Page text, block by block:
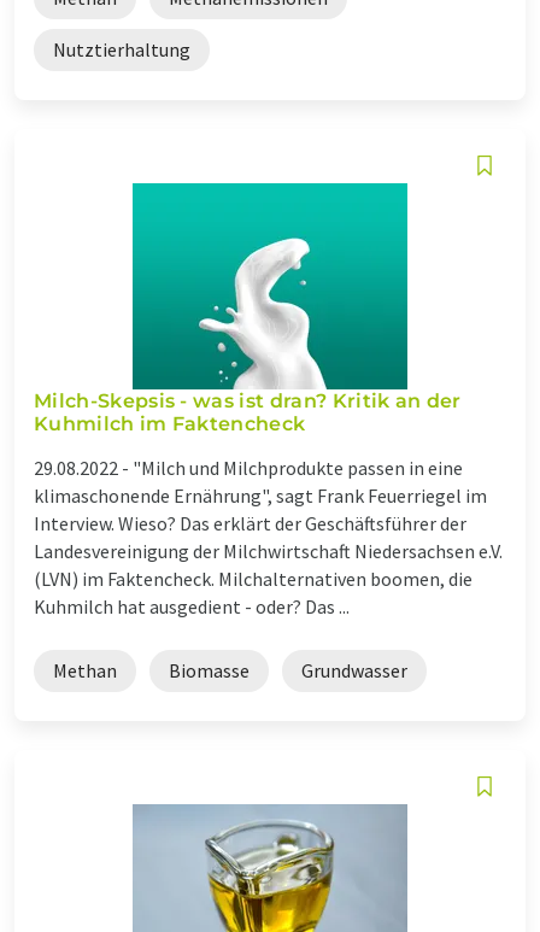
Nutztierhaltung
Milch-Skepsis - was ist dran? Kritik an der
Kuhmilch im Faktencheck
29.08.2022 - "Milch und Milchprodukte passen in eine
klimaschonende Ernährung", sagt Frank Feuerriegel im
Interview. Wieso? Das erklärt der Geschäftsführer der
Landesvereinigung der Milchwirtschaft Niedersachsen e.V.
(LVN) im Faktencheck. Milchalternativen boomen, die
Kuhmilch hat ausgedient - oder? Das ...
Methan Biomasse Grundwasser